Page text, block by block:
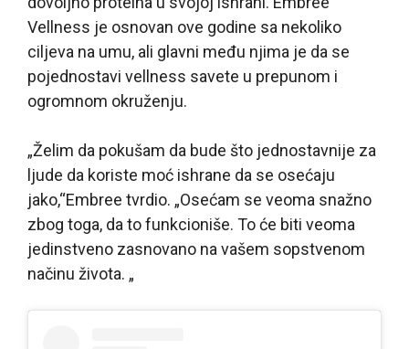
Vellness je osnovan ove godine sa nekoliko
ciljeva na umu, ali glavni među njima je da se
pojednostavi vellness savete u prepunom i
ogromnom okruženju.
„Želim da pokušam da bude što jednostavnije za
ljude da koriste moć ishrane da se osećaju
jako,“Embree tvrdio. „Osećam se veoma snažno
zbog toga, da to funkcioniše. To će biti veoma
jedinstveno zasnovano na vašem sopstvenom
načinu života. „